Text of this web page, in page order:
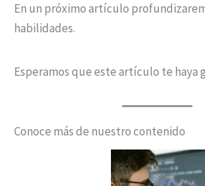
En un próximo artículo
habilidades.
Esperamos que este artículo te haya
Conoce más de nuestro contenido